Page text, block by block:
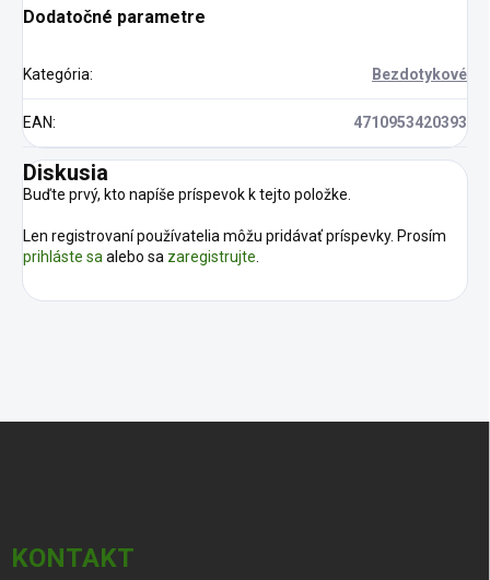
Dodatočné parametre
Kategória: Bezdotykové
EAN: 4710953420393
Diskusia
Buďte prvý, kto napíše príspevok k tejto položke.
Len registrovaní používatelia môžu pridávať príspevky. Prosím
prihláste saalebo sa zaregistrujte.
KONTAKT